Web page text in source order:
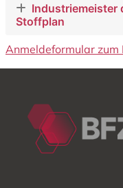
Industriemeister
Stoffplan
Anmeldeformular zum